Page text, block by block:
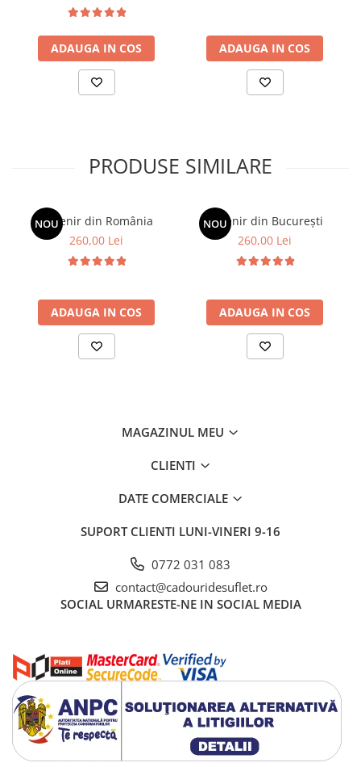
ADAUGA IN COS ADAUGA IN COS
PRODUSE SIMILARE
NOU
Suvenir din România
260,00 Lei
ADAUGA IN COS
NOU
Suvenir din București
260,00 Lei
ADAUGA IN COS
MAGAZINUL MEU
CLIENTI
DATE COMERCIALE
SUPORT CLIENTI LUNI-VINERI 9-16
0772 031 083
contact@cadouridesuflet.ro
SOCIAL URMARESTE-NE IN SOCIAL MEDIA